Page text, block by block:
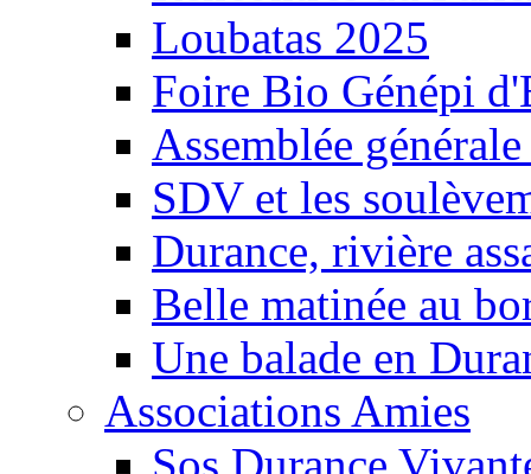
Loubatas 2025
Foire Bio Génépi
Assemblée
SDV et les
Durance, rivière
Belle matinée au
Une balade en
Associations Amies